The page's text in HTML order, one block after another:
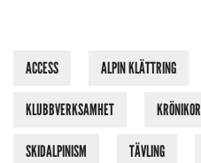
ACCESS ALPIN KLÄTTRING
KLUBBVERKSAMHET KRÖNIKOR
SKIDALPINISM TÄVLING